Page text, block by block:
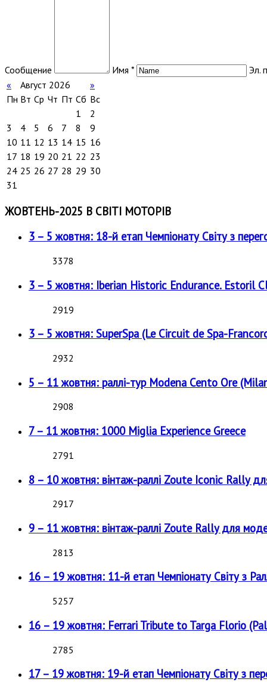
Сообщение Имя *
Эл.
«
Август 2026
»
Пн Вт Ср Чт Пт Сб Вс
1
2
3
4 5 6 7 8
9
10 11 12 13 14 15 16
17 18 19 20 21 22 23
24 25 26 27 28 29 30
31
ЖОВТЕНЬ-2025 В СВІТІ МОТОРІВ
3 – 5 жовтня: 18-й етап Чемпіонату Світу з
3378
3 – 5 жовтня: Iberian Historic Endurance. Estoril
2919
3 – 5 жовтня: SuperSpa (Le Circuit de Spa-
2932
5 – 11 жовтня: раллі-тур Modena Cento Ore
2908
7 – 11 жовтня: 1000 Miglia Experience Greece
2791
8 – 10 жовтня: вінтаж-раллі Zoute Iconic Rally
2917
9 – 11 жовтня: вінтаж-раллі Zoute Rally для
2813
16 – 19 жовтня: 11-й етап Чемпіонату Світу з
5257
16 – 19 жовтня: Ferrari Tribute to Targa Florio
2785
17 – 19 жовтня: 19-й етап Чемпіонату Світу з